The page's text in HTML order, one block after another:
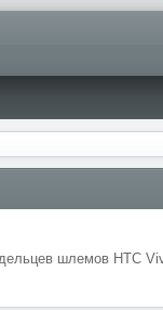
шлемов HTC